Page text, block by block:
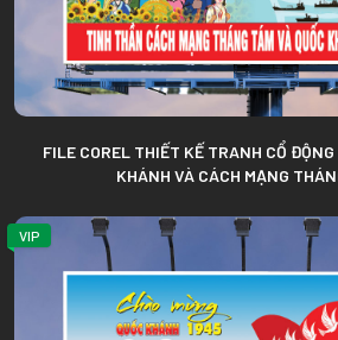
FILE COREL THIẾT KẾ TRANH CỔ ĐỘNG
KHÁNH VÀ CÁCH MẠNG
VIP